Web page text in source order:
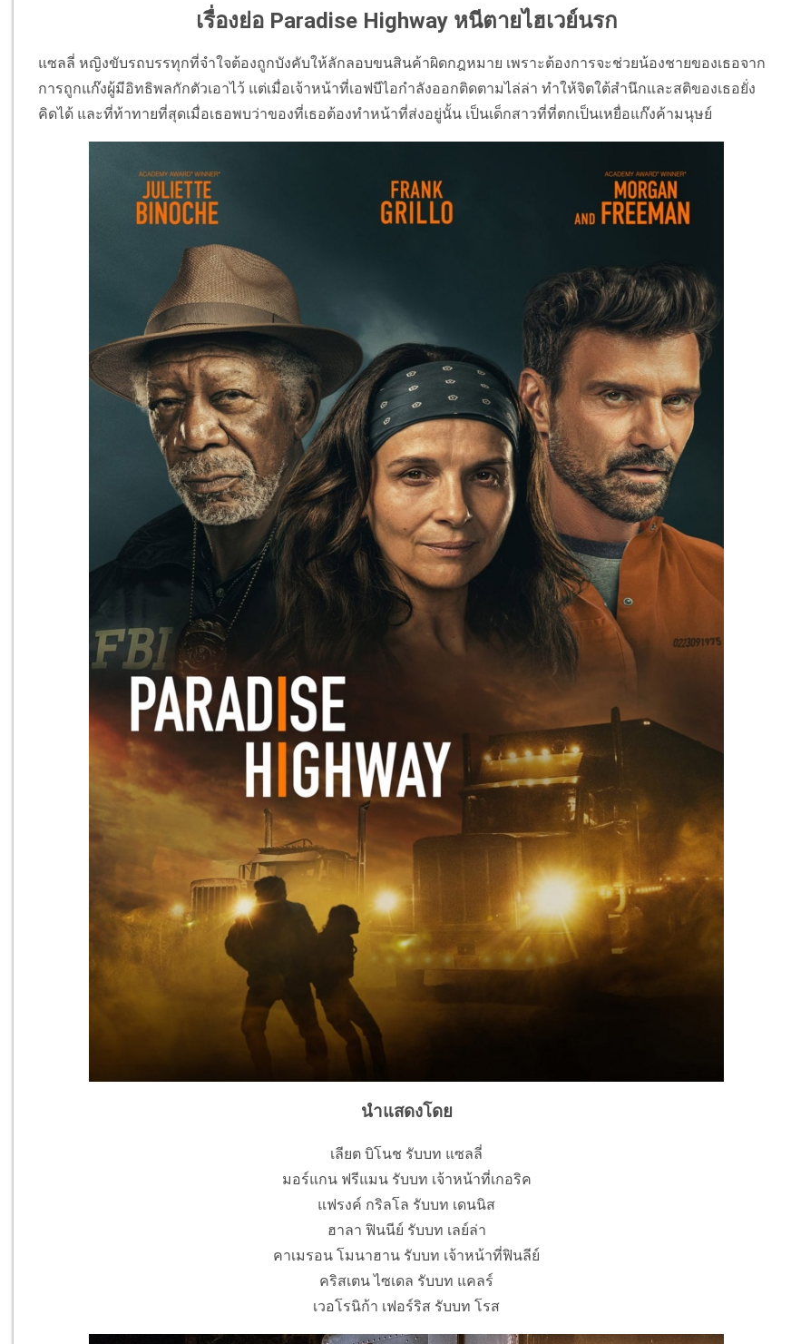
เรื่องย่อ Paradise Highway หนีตายไฮเวย์นรก
แซลลี่ หญิงขับรถบรรทุกที่จำใจต้องถูกบังคับให้ลักลอบขนสินค้าผิดกฎหมาย เพราะต้องการจะช่วยน้องชายของเธอจาก
การถูกแก๊งผู้มีอิทธิพลกักตัวเอาไว้ แต่เมื่อเจ้าหน้าที่เอฟบีไอกำลังออกติดตามไล่ล่า ทำให้จิตใต้สำนึกและสติของเธอยั่ง
คิดได้ และที่ท้าทายที่สุดเมื่อเธอพบว่าของที่เธอต้องทำหน้าที่ส่งอยู่นั้น เป็นเด็กสาวที่ที่ตกเป็นเหยื่อแก๊งค้ามนุษย์
นำแสดงโดย
เลียต บิโนช รับบท แซลลี่
มอร์แกน ฟรีแมน รับบท เจ้าหน้าที่เกอริค
แฟรงค์ กริลโล รับบท เดนนิส
ฮาลา ฟินนีย์ รับบท เลย์ล่า
คาเมรอน โมนาฮาน รับบท เจ้าหน้าที่ฟินลีย์
คริสเตน ไซเดล รับบท แคลร์
เวอโรนิก้า เฟอร์ริส รับบท โรส